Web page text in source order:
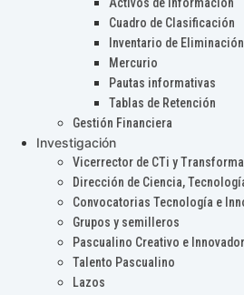
Activos de Información
Cuadro de Clasificación
Inventario de Eliminación
Mercurio
Pautas informativas
Tablas de Retención
Gestión Financiera
Investigación
Vicerrector de CTi y
Dirección de Ciencia,
Convocatorias Tecnología e
Grupos y semilleros
Pascualino Creativo e Innovador
Talento Pascualino
Lazos